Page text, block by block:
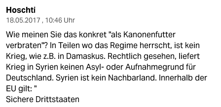
fragen & hilfe
unterstützen
abo
genossenschaft
epaper login
Hoschti
18.05.2017 , 10:46 Uhr
Wie meinen Sie das konkret "als Kanonenfutter
verbraten"? In Teilen wo das Regime herrscht, ist kein
Krieg, wie z.B. in Damaskus. Rechtlich gesehen, liefert
Krieg in Syrien keinen Asyl- oder Aufnahmegrund für
Deutschland. Syrien ist kein Nachbarland. Innerhalb der
EU gilt: "
Sichere Drittstaaten